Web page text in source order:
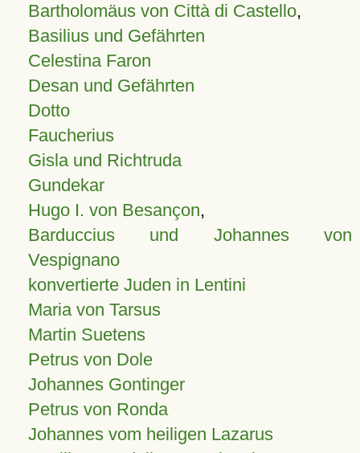
Bartholomäus von Città di Castello,
Basilius und Gefährten
Celestina Faron
Desan und Gefährten
Dotto
Faucherius
Gisla und Richtruda
Gundekar
Hugo I. von Besançon,
Barduccius und Johannes von
Vespignano
konvertierte Juden in Lentini
Maria von Tarsus
Martin Suetens
Petrus von Dole
Johannes Gontinger
Petrus von Ronda
Johannes vom heiligen Lazarus